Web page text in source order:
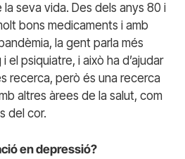
la seva vida. Des dels anys 80 i
bons medicaments i amb
la gent parla més
el psiquiatre, i això ha d’ajudar
recerca, però és una recerca
altres àrees de la salut, com
del cor.
en depressió?